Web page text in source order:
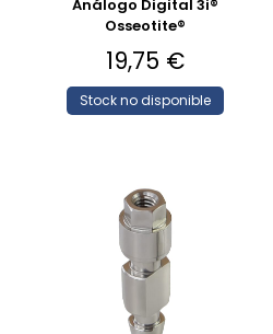
Análogo Digital 3i®
Osseotite®
19,75 €
Stock no disponible